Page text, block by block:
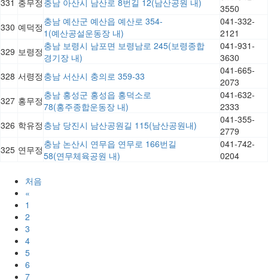
331 충무정 충남 아산시 남산로 8번길 12(남산공원 내)
3550
330 예덕정 충남 예산군 예산읍 예산로 354-
1(예산공설운동장 내)
041-332-
2121
329 보령정 충남 보령시 남포면 보령남로 245(보령종합
경기장 내)
041-931-
3630
328 서령정 충남 서산시 충의로 359-33
041-665-
2073
327 홍무정 충남 홍성군 홍성읍 홍덕소로
78(홍주종합운동장 내)
041-632-
2333
326 학유정 충남 당진시 남산공원길 115(남산공원내)
041-355-
2779
325 연무정 충남 논산시 연무읍 연무로 166번길
58(연무체육공원 내)
041-742-
0204
처음
«
1
2
3
4
5
6
7